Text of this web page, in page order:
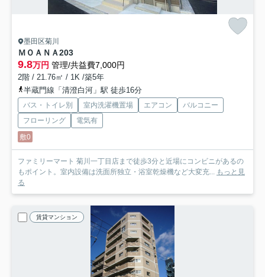
墨田区菊川
ＭＯＡＮＡ203
9.8万円 管理/共益費7,000円
2階 / 21.76㎡ / 1K /築5年
半蔵門線「清澄白河」駅 徒歩16分
バス・トイレ別 室内洗濯機置場 エアコン
バルコニー
フローリング
電気有
敷0
ファミリーマート 菊川一丁目店まで徒歩3分と近場にコンビニがあるの
もポイント。室内設備は洗面所独立・浴室乾燥機など大変充...
もっと見
る
賃貸マンション